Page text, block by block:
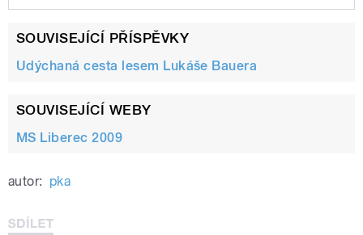
pause
připravuje na
SOUVISEJÍCÍ PŘÍSPĚVKY
Udýchaná cesta lesem Lukáše Bauera
SOUVISEJÍCÍ WEBY
MS Liberec 2009
autor: pka